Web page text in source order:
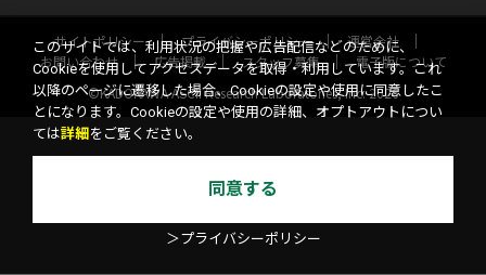
サイトポリシー プライバシーポリシー
運営会社
お問い合わせ
広告掲載 スタッフ募集
電子版について
©KADOKAWA ASCII Research Laboratories, Inc. 2026
このサイトでは、利用状況の把握や広告配信などのために、
Cookieを使用してアクセスデータを取得・利用しています。これ
以降のページに遷移した場合、Cookieの設定や使用に同意したこ
とになります。Cookieの設定や使用の詳細、オプトアウトについ
ては詳細 をご覧ください。
同意する
＞プライバシーポリシー